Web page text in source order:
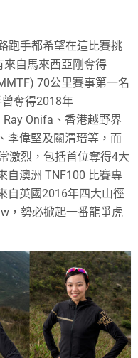
跑手都希望在這比賽挑
自馬來西亞剛奪得
70公里賽事第一名
奪得2018年
Onifa、香港越野界
李偉堅及關渭瑨等，而
激烈，包括首位奪得4大
自澳洲 TNF100 比賽專
自英國2016年四大山徑
，勢必掀起一番龍爭虎